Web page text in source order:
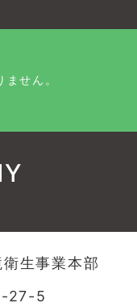
せん。
生事業本部
27-5